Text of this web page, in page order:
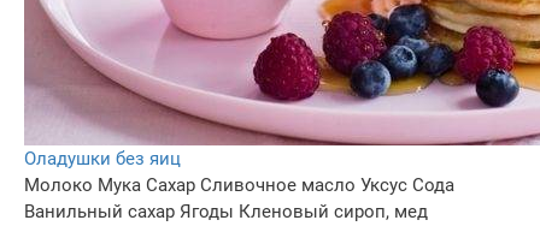
Оладушки без яиц
Молоко Мука Сахар Сливочное масло Уксус Сода
Ванильный сахар Ягоды Кленовый сироп, мед